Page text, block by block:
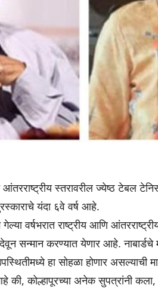
स्तरावरील ज्येष्ठ टेबल
यंदा ६वे वर्ष आहे.
वर्षभरात राष्ट्रीय आणि
सन्मान करण्यात येणार आहे. नाबार्डचे
हा सोहळा होणार असल्याची
की, कोल्हापूरच्या अनेक सुपत्रांनी कला,